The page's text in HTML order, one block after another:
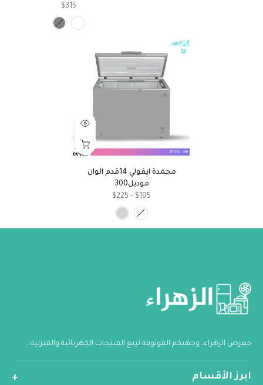
$315
مجمدة ايفولي 14قدم الوان
موديل300
$195 – $225
معرض الزهراء، وجهتكم الموثوقة لبيع المنتجات الكهربائية والمنزلية...
ابرز الأقسام